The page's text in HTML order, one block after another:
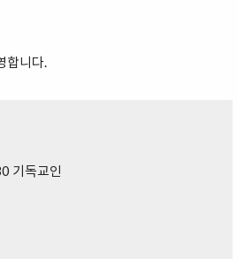
합니다.
기독교인